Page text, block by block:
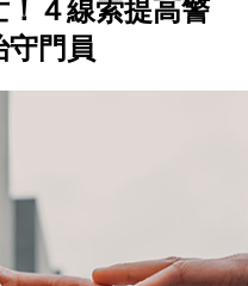
４線索提高警
守門員